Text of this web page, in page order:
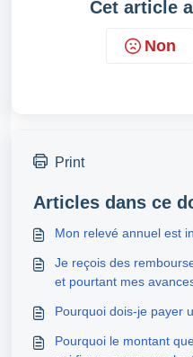
Cet article
Non
Print
Articles dans ce
Mon relevé annuel est
Je reçois des
et pourtant mes
Pourquoi dois-je payer
Pourquoi le montant